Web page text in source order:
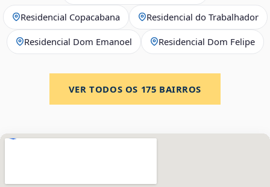
Residencial Copacabana Residencial do Trabalhador
Residencial Dom Emanoel Residencial Dom Felipe
VER TODOS OS 175 BAIRROS